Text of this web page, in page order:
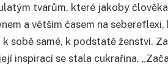
tvarům, které jakoby
a větším časem na
sobě samé, k podstatě ženství.
inspirací se stala cukrařina.